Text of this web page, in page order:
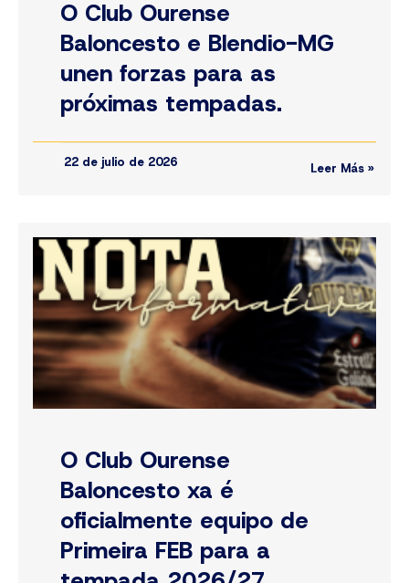
O Club Ourense
Baloncesto e Blendio-MG
unen forzas para as
próximas tempadas.
Leer Más »
22 de julio de 2026
O Club Ourense
Baloncesto xa é
oficialmente equipo de
Primeira FEB para a